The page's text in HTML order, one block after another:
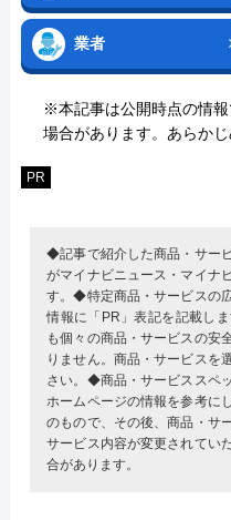
業者
※本記事は公開時点の情
場合があります。あらかじ
PR
◆記事で紹介した商品・サー
がマイナビニュース・マイナ
す。◆特定商品・サービスの
情報に「PR」表記を記載し
も個々の商品・サービスの安
りません。商品・サービスを
さい。◆商品・サービススペ
ホームページの情報を参考に
のもので、その後、商品・サ
サービス内容が変更されてい
合があります。